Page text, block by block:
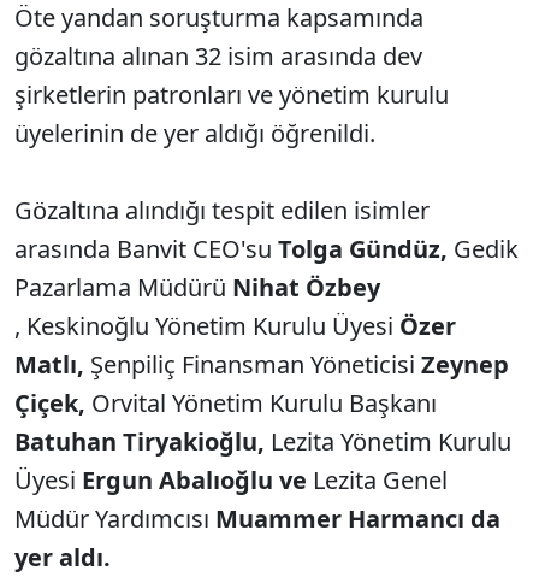
Öte yandan soruşturma kapsamında
gözaltına alınan 32 isim arasında dev
şirketlerin patronları ve yönetim kurulu
üyelerinin de yer aldığı öğrenildi.
Gözaltına alındığı tespit edilen isimler
arasında Banvit CEO'su Tolga Gündüz, Gedik
Pazarlama Müdürü Nihat Özbey
, Keskinoğlu Yönetim Kurulu Üyesi Özer
Matlı, Şenpiliç Finansman Yöneticisi Zeynep
Çiçek, Orvital Yönetim Kurulu Başkanı
Batuhan Tiryakioğlu, Lezita Yönetim Kurulu
Üyesi Ergun Abalıoğlu ve Lezita Genel
Müdür Yardımcısı Muammer Harmancı da
yer aldı.